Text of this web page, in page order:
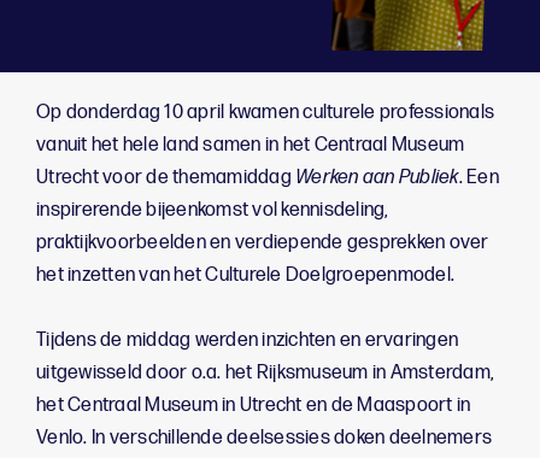
Op donderdag 10 april kwamen culturele professionals
vanuit het hele land samen in het Centraal Museum
Utrecht voor de themamiddag Werken aan Publiek. Een
inspirerende bijeenkomst vol kennisdeling,
praktijkvoorbeelden en verdiepende gesprekken over
het inzetten van het Culturele Doelgroepenmodel.
Tijdens de middag werden inzichten en ervaringen
uitgewisseld door o.a. het Rijksmuseum in Amsterdam,
het Centraal Museum in Utrecht en de Maaspoort in
Venlo. In verschillende deelsessies doken deelnemers